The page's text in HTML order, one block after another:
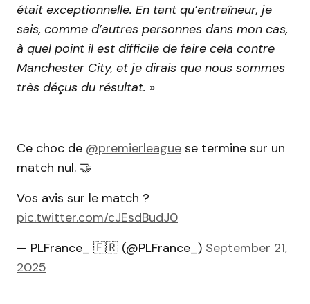
était exceptionnelle. En tant qu’entraîneur, je
sais, comme d’autres personnes dans mon cas,
à quel point il est difficile de faire cela contre
Manchester City, et je dirais que nous sommes
très déçus du résultat. »
Ce choc de @premierleague se termine sur un
match nul. 🤝
Vos avis sur le match ?
pic.twitter.com/cJEsdBudJ0
— PLFrance_ 🇫🇷 (@PLFrance_) September 21,
2025